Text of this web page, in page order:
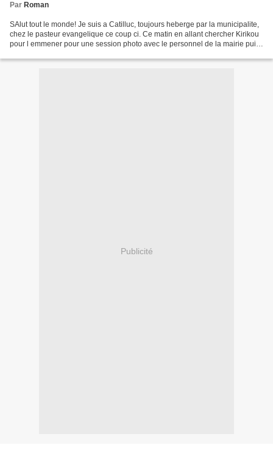
Par Roman
SAlut tout le monde! Je suis a Catilluc, toujours heberge par la municipalite,
chez le pasteur evangelique ce coup ci. Ce matin en allant chercher Kirikou
pour l emmener pour une session photo avec le personnel de la mairie puis l
Publicité